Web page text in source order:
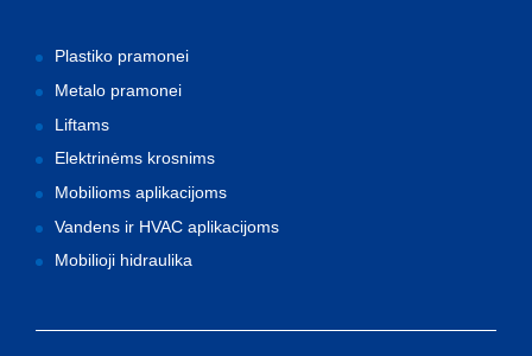
Plastiko pramonei
Metalo pramonei
Liftams
Elektrinėms krosnims
Mobilioms aplikacijoms
Vandens ir HVAC aplikacijoms
Mobilioji hidraulika